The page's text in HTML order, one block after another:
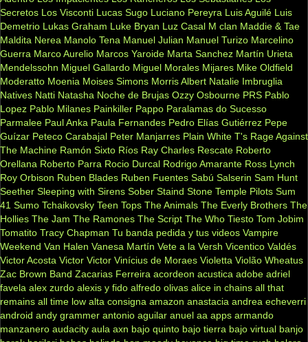
Secretos Los Visconti Lucas Sugo Luciano Pereyra Luis Aguilé Luis
Demetrio Lukas Graham Luke Bryan Luz Casal M clan Maddie & Tae
Maldita Nerea Manolo Tena Manuel Julian Manuel Turizo Marcelino
Guerra Marco Aurelio Marcos Yaroide Marta Sanchez Martín Urieta
Mendelssohn Miguel Gallardo Miguel Morales Mijares Mike Oldfield
Moderatto Moenia Moises Simons Morris Albert Natalie Imbruglia
Natives Natti Natasha Noche de Brujas Ozzy Osbourne PRS Pablo
Lopez Pablo Milanes Painkiller Pappo Paralamas do Sucesso
Parmalee Paul Anka Paula Fernandes Pedro Elías Gutiérrez Pepe
Guízar Peteco Carabajal Peter Manjarres Plain White T's Rage Against
The Machine Ramón Sixto Ríos Ray Charles Rescate Roberto
Orellana Roberto Parra Rocio Durcal Rodrigo Amarante Ross Lynch
Roy Orbison Ruben Blades Ruben Fuentes Sabú Salserin Sam Hunt
Seether Sleeping with Sirens Sober Staind Stone Temple Pilots Sum
41 Sumo Tchaikovsky Teen Tops The Animals The Everly Brothers The
Hollies The Jam The Ramones The Script The Who Tiesto Tom Jobim
Tomatito Tracy Chapman Tu banda pedida y tus videos Vampire
Weekend Van Halen Vanesa Martín Vete a la Versh Vicentico Valdés
Victor Acosta Victor Victor Vinícius de Moraes Violetta Violão Wheatus
Zac Brown Band Zacarias Ferreira acordeon acustica adobe adriel
favela alex zurdo alexis y fido alfredo olivas alice in chains all that
remains all time low alta consigna amazon anastacia andrea echeverri
android andy grammer antonio aguilar anuel aa apps armando
manzanero audacity aula axn bajo quinto bajo tierra bajo virtual banjo